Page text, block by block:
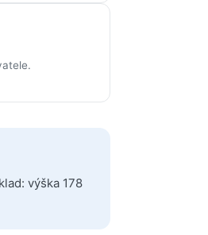
výška 178